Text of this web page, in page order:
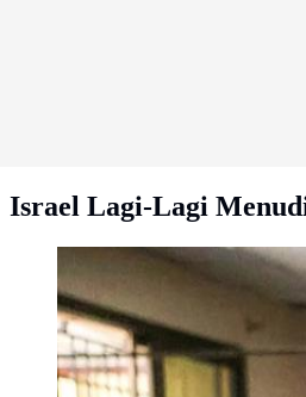
Israel Lagi-Lagi